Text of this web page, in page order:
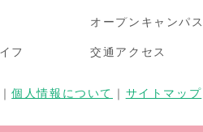
フ
オープンキャンパス
交通アクセス
｜個人情報について ｜ サイトマップ